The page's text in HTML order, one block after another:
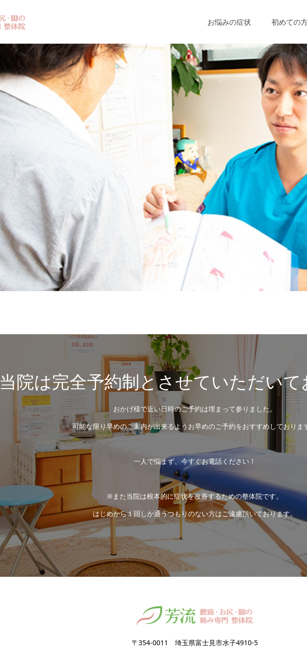
お悩みの症状 初めての
当院は完全予約制とさせていただい
おかげ様で近い日時のご予約は埋まって参りました。
可能な限り早めのご案内が出来るようお早めのご予約をおすすめしておりま
一人で悩まず、今すぐお電話ください！
※また当院は根本的に症状を改善するための整体院です。
はじめから１回しか通うつもりのない方はご遠慮頂いております。
〒354-0011 埼玉県富士見市水子4910-5